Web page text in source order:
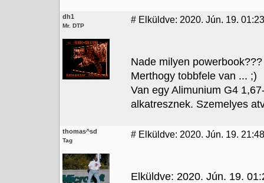
dh1
Mr. DTP
# Elküldve: 2020. Jún. 19.
Nade milyen powerbook???
Merthogy tobbfele van ... ;)
Van egy Alimunium G4
alkatresznek. Szemelyes
thomas^sd
Tag
# Elküldve: 2020. Jún. 19.
Elküldve: 2020. Jún. 19.